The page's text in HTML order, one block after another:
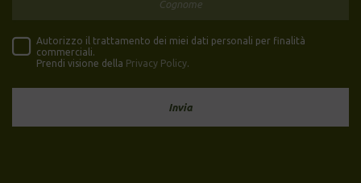
Autorizzo il trattamento dei miei dati personali per finalità
commerciali.
Prendi visione della Privacy Policy.